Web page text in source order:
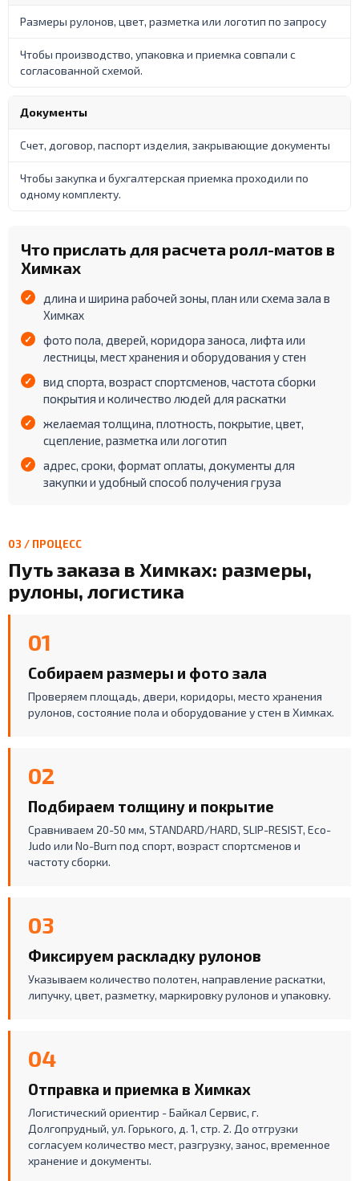
Размеры рулонов, цвет, разметка или логотип по запросу
Чтобы производство, упаковка и приемка совпали с
согласованной схемой.
Документы
Счет, договор, паспорт изделия, закрывающие документы
Чтобы закупка и бухгалтерская приемка проходили по
одному комплекту.
Что прислать для расчета ролл-матов в
Химках
длина и ширина рабочей зоны, план или схема зала в
Химках
фото пола, дверей, коридора заноса, лифта или
лестницы, мест хранения и оборудования у стен
вид спорта, возраст спортсменов, частота сборки
покрытия и количество людей для раскатки
желаемая толщина, плотность, покрытие, цвет,
сцепление, разметка или логотип
адрес, сроки, формат оплаты, документы для
закупки и удобный способ получения груза
03 / ПРОЦЕСС
Путь заказа в Химках: размеры,
рулоны, логистика
01
Собираем размеры и фото зала
Проверяем площадь, двери, коридоры, место хранения
рулонов, состояние пола и оборудование у стен в Химках.
02
Подбираем толщину и покрытие
Сравниваем 20-50 мм, STANDARD/HARD, SLIP-RESIST, Eco-
Judo или No-Burn под спорт, возраст спортсменов и
частоту сборки.
03
Фиксируем раскладку рулонов
Указываем количество полотен, направление раскатки,
липучку, цвет, разметку, маркировку рулонов и упаковку.
04
Отправка и приемка в Химках
Логистический ориентир - Байкал Сервис, г.
Долгопрудный, ул. Горького, д. 1, стр. 2. До отгрузки
согласуем количество мест, разгрузку, занос, временное
хранение и документы.